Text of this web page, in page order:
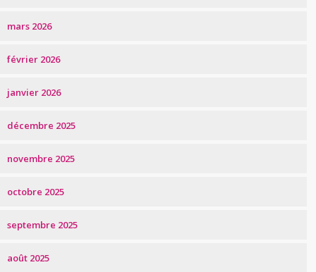
mars 2026
février 2026
janvier 2026
décembre 2025
novembre 2025
octobre 2025
septembre 2025
août 2025